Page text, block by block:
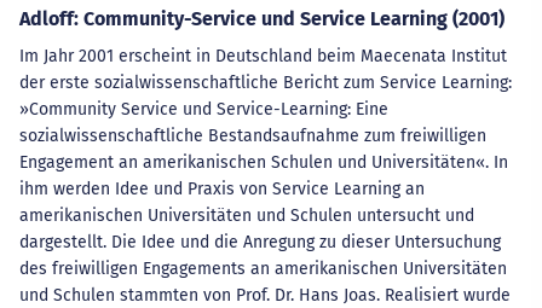
Adloff: Community-Service und Service Learning (2001)
Im Jahr 2001 erscheint in Deutschland beim Maecenata Institut
der erste sozialwissenschaftliche Bericht zum Service Learning:
»Community Service und Service-Learning: Eine
sozialwissenschaftliche Bestandsaufnahme zum freiwilligen
Engagement an amerikanischen Schulen und Universitäten«. In
ihm werden Idee und Praxis von Service Learning an
amerikanischen Universitäten und Schulen untersucht und
dargestellt. Die Idee und die Anregung zu dieser Untersuchung
des freiwilligen Engagements an amerikanischen Universitäten
und Schulen stammten von Prof. Dr. Hans Joas. Realisiert wurde